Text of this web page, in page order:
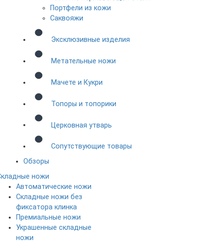
Портфели из кожи
Саквояжи
Эксклюзивные изделия
Метательные ножи
Мачете и Кукри
Топоры и топорики
Церковная утварь
Сопутствующие товары
Обзоры
ножи
Автоматические ножи
Складные ножи без
фиксатора клинка
Премиальные ножи
Украшенные складные
ножи